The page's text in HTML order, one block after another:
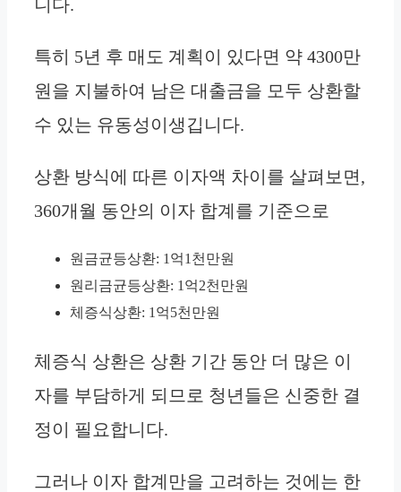
니다.
특히 5년 후 매도 계획이 있다면 약 4300만
원을 지불하여 남은 대출금을 모두 상환할
수 있는 유동성이생깁니다.
상환 방식에 따른 이자액 차이를 살펴보면,
360개월 동안의 이자 합계를 기준으로
원금균등상환: 1억1천만원
원리금균등상환: 1억2천만원
체증식상환: 1억5천만원
체증식 상환은 상환 기간 동안 더 많은 이
자를 부담하게 되므로 청년들은 신중한 결
정이 필요합니다.
그러나 이자 합계만을 고려하는 것에는 한